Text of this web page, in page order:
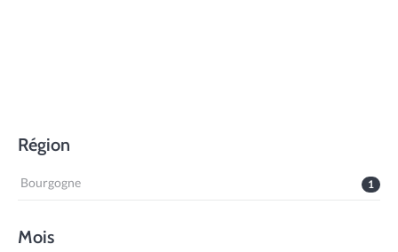
Région
1
Bourgogne
Mois